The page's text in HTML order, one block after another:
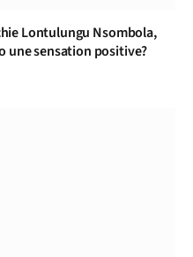
Lontulungu Nsombola,
une sensation positive?